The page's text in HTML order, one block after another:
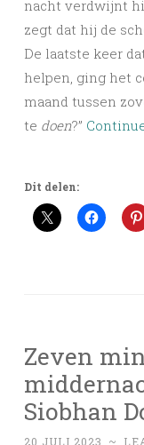
nacht verdwijnt
zegt dat hij de
De laatste keer
helpen, ging het
maand tussen
te doen?”
Dit delen:
Zeven
Siobhan
20 JULI 2023 ~